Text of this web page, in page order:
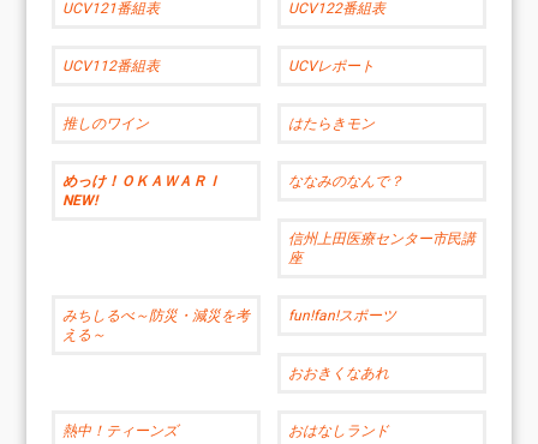
UCV121番組表 UCV122番組表
UCV112番組表 UCVレポート
推しのワイン はたらきモン
めっけ！ＯＫＡＷＡＲＩ
NEW!
ななみのなんで？
信州上田医療センター市民講
座
みちしるべ～防災・減災を考
える～
fun!fan!スポーツ
おおきくなあれ
熱中！ティーンズ おはなしランド